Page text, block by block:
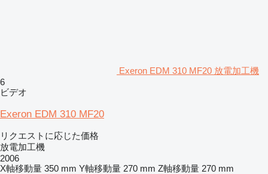
Exeron EDM 310 MF20 放電加工機
6
ビデオ
Exeron EDM 310 MF20
リクエストに応じた価格
放電加工機
2006
X軸移動量 350 mm Y軸移動量 270 mm Z軸移動量 270 mm